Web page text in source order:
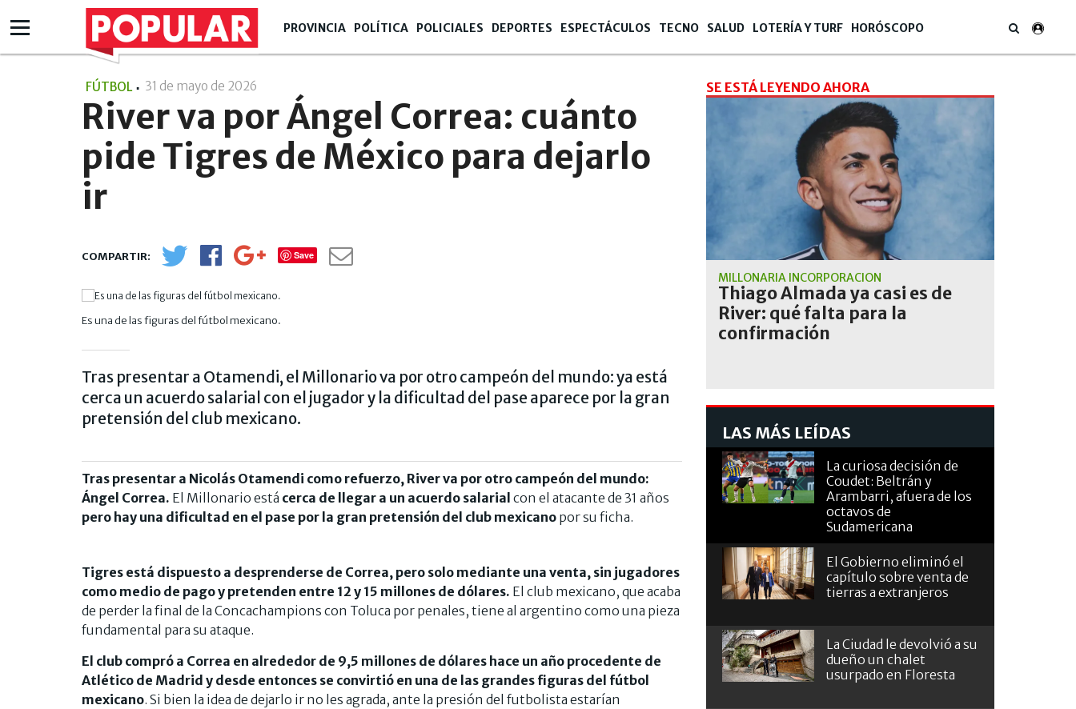
PROVINCIA POLÍTICA POLICIALES DEPORTES ESPECTÁCULOS TECNO SALUD LOTERÍA Y TURF HORÓSCOPO
FÚTBOL 31 de mayo de 2026
River va por Ángel Correa: cuánto
pide Tigres de México para dejarlo
ir
Save
Es una de las figuras del fútbol mexicano.
Tras presentar a Otamendi, el Millonario va por otro campeón del mundo: ya está
cerca un acuerdo salarial con el jugador y la dificultad del pase aparece por la gran
pretensión del club mexicano.
Tras presentar a Nicolás Otamendi como refuerzo, River va por otro campeón del mundo:
Ángel Correa. El Millonario está cerca de llegar a un acuerdo salarial con el atacante de 31 años
pero hay una dificultad en el pase por la gran pretensión del club mexicano por su ficha.
Tigres está dispuesto a desprenderse de Correa, pero solo mediante una venta, sin jugadores
como medio de pago y pretenden entre 12 y 15 millones de dólares. El club mexicano, que acaba
de perder la final de la Concachampions con Toluca por penales, tiene al argentino como una pieza
fundamental para su ataque.
El club compró a Correa en alrededor de 9,5 millones de dólares hace un año procedente de
Atlético de Madrid y desde entonces se convirtió en una de las grandes figuras del fútbol
mexicano. Si bien la idea de dejarlo ir no les agrada, ante la presión del futbolista estarían
SE ESTÁ LEYENDO AHORA
MILLONARIA INCORPORACIÓN
Thiago Almada ya casi es de
River: qué falta para la
confirmación
LAS MÁS LEÍDAS
La curiosa decisión de
Coudet: Beltrán y
Arambarri, afuera de los
octavos de
Sudamericana
El Gobierno eliminó el
capítulo sobre venta de
tierras a extranjeros
La Ciudad le devolvió a su
dueño un chalet
usurpado en Floresta